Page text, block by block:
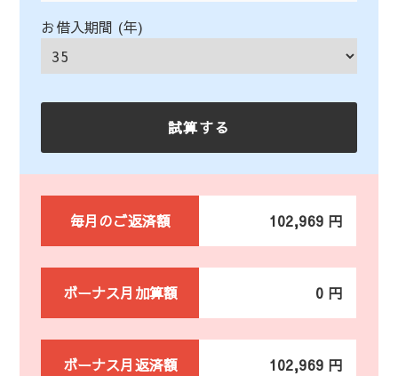
お借入期間 (年)
毎月のご返済額 102,969 円
ボーナス月加算額 0 円
ボーナス月返済額 102,969 円